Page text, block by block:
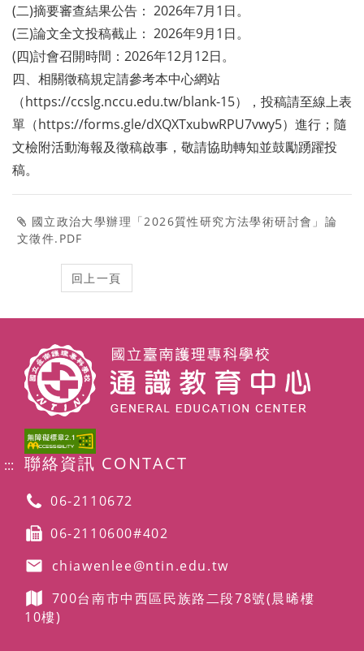
(二)摘要審查結果公告： 2026年7月1日。
(三)論文全文投稿截止： 2026年9月1日。
(四)討會召開時間：2026年12月12日。
四、相關徵稿規定請參考本中心網站
（https://ccslg.nccu.edu.tw/blank-15），投稿請至線上表
單（https://forms.gle/dXQXTxubwRPU7vwy5）進行；隨
文檢附活動海報及徵稿啟事，敬請協助轉知並鼓勵踴躍投
稿。
國立政治大學辦理「2026質性研究方法學術研討會」論
文徵件.PDF
::: 聯絡資訊 CONTACT
06-2110672
06-2110600#402
chiawenlee@ntin.edu.tw
700台南市中西區民族路二段78號(晨晞樓
10樓)